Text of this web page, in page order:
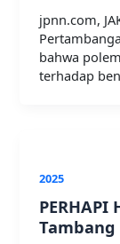
jpnn.com,
bahwa
terhadap
2025
Tambang